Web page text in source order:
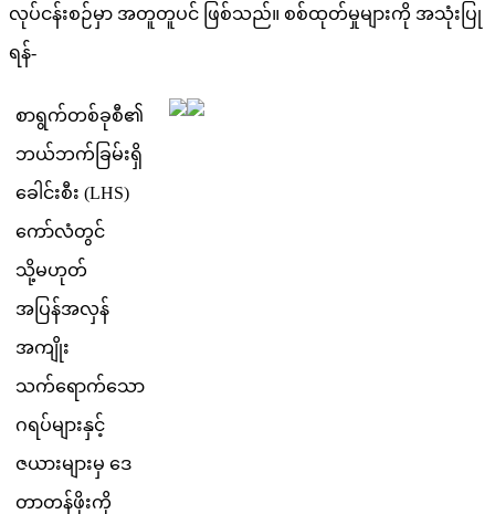
လပငနစဉမ အတတပင ဖစသည။ စစထတမမက အသ ပ
ရန-
စရကတစခစ၏
ဘယဘက ခမရ
ခငစ (LHS)
ကလတင
သမဟတ
အ ပနအလန
အက
သကရကသ
ဂရပမနင
ဇယမမ ဒ
တတနဖက